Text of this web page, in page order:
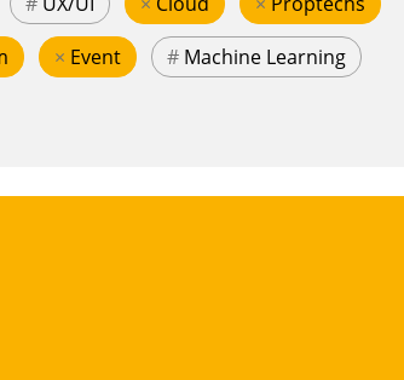
× Event # Machine Learning